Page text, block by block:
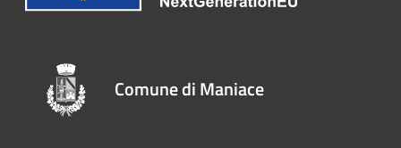
Comune di Maniace